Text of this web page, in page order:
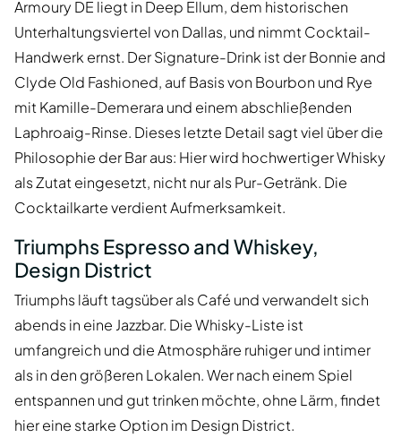
Armoury DE liegt in Deep Ellum, dem historischen
Unterhaltungsviertel von Dallas, und nimmt Cocktail-
Handwerk ernst. Der Signature-Drink ist der Bonnie and
Clyde Old Fashioned, auf Basis von Bourbon und Rye
mit Kamille-Demerara und einem abschließenden
Laphroaig-Rinse. Dieses letzte Detail sagt viel über die
Philosophie der Bar aus: Hier wird hochwertiger Whisky
als Zutat eingesetzt, nicht nur als Pur-Getränk. Die
Cocktailkarte verdient Aufmerksamkeit.
Triumphs Espresso and Whiskey,
Design District
Triumphs läuft tagsüber als Café und verwandelt sich
abends in eine Jazzbar. Die Whisky-Liste ist
umfangreich und die Atmosphäre ruhiger und intimer
als in den größeren Lokalen. Wer nach einem Spiel
entspannen und gut trinken möchte, ohne Lärm, findet
hier eine starke Option im Design District.